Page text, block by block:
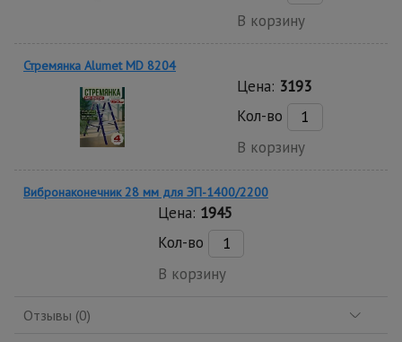
В корзину
Стремянка Alumet MD 8204
Цена: 3193
Кол-во
В корзину
Вибронаконечник 28 мм для ЭП-1400/2200
Цена: 1945
Кол-во
В корзину
Отзывы (0)